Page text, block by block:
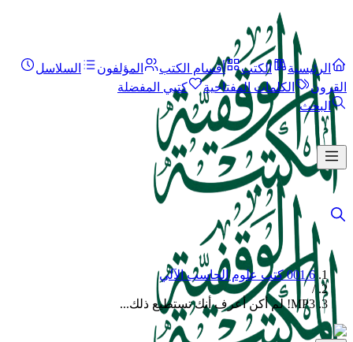
الرئيسية الكتب أقسام الكتب المؤلفون
السلاسل
القرون
الكلمات المفتاحية
كتبي المفضلة
البحث
001.6 كتب علوم الحاسب الآلي
/
MP3! لم أكن أعرف أنك تستطيع ذلك...